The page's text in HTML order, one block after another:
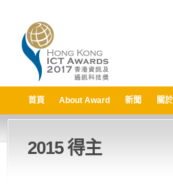
首頁 About Award 新聞 關
2015 得主